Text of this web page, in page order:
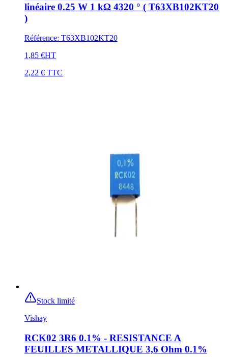
linéaire 0.25 W 1 kΩ 4320 ° ( T63XB102KT20
)
Référence: T63XB102KT20
1,85 €HT
2,22 € TTC
Stock limité
Vishay
RCK02 3R6 0.1% - RESISTANCE A
FEUILLES METALLIQUE 3,6 Ohm 0.1%